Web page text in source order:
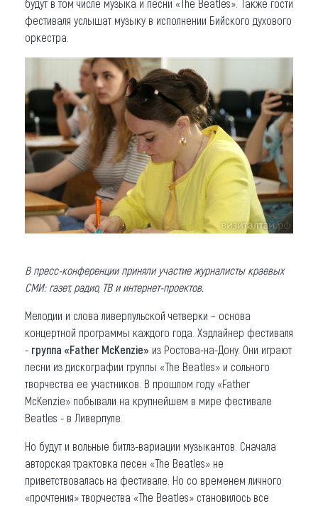
будут в том числе музыка и песни «The Beatles». Также гости
фестиваля услышат музыку в исполнении Бийского духового
оркестра.
В пресс-конференции приняли участие журналисты краевых
СМИ: газет, радио, ТВ и интернет-проектов.
Мелодии и слова ливерпульской четверки – основа
концертной программы каждого года. Хэдлайнер фестиваля
- группа «Father McKenzie» из Ростова-на-Дону. Они играют
песни из дискографии группы «The Beatles» и сольного
творчества ее участников. В прошлом году «Father
McKenzie» побывали на крупнейшем в мире фестивале
Beatles - в Ливерпуле.
Но будут и вольные битлз-вариации музыкантов. Сначала
авторская трактовка песен «The Beatles» не
приветствовалась на фестивале. Но со временем личного
«прочтения» творчества «The Beatles» становилось все